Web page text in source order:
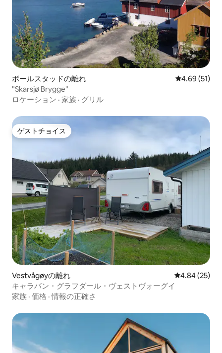
ボールスタッドの離れ レビュー51
4.69 (51)
"Skarsjø Brygge"
ロケーション · 家族 · グリル
ゲストチョイス
ゲストチョイス
Vestvågøyの離れ レビュー25
4.84 (25)
キャラバン・グラフダール・ヴェストヴォーグイ
家族 · 価格 ·情報の正確さ